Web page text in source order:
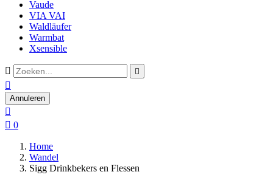
Vaude
VIA VAI
Waldläufer
Warmbat
Xsensible
 

Annuleren

 0
Home
Wandel
Sigg Drinkbekers en Flessen